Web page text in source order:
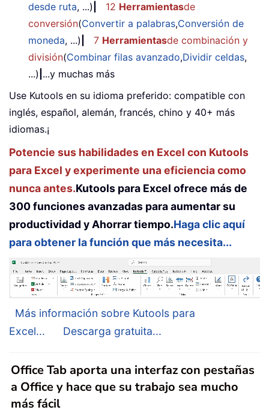
desde ruta, ...) 12 Herramientasde
conversión(Convertir a palabras,Conversión de
moneda, ...) 7 Herramientasde combinación y
división(Combinar filas avanzado,Dividir celdas,
...) ...y muchas más
Use Kutools en su idioma preferido: compatible con
inglés, español, alemán, francés, chino y 40+ más
idiomas.¡
Potencie sus habilidades en Excel con Kutools
para Excel y experimente una eficiencia como
nunca antes.Kutools para Excel ofrece más de
300 funciones avanzadas para aumentar su
productividad y Ahorrar tiempo.Haga clic aquí
para obtener la función que más necesita...
Más información sobre Kutools para
Excel...
Descarga gratuita...
Office Tab aporta una interfaz con pestañas
a Office y hace que su trabajo sea mucho
más fácil